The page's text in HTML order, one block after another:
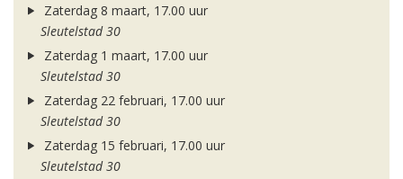
Zaterdag 8 maart, 17.00 uur
Sleutelstad 30
Zaterdag 1 maart, 17.00 uur
Sleutelstad 30
Zaterdag 22 februari, 17.00 uur
Sleutelstad 30
Zaterdag 15 februari, 17.00 uur
Sleutelstad 30